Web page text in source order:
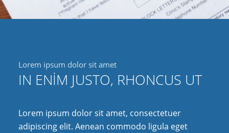
Lorem ipsum dolor sit amet
IN ENIM JUSTO, RHONCUS UT
Lorem ipsum dolor sit amet, consectetuer
adipiscing elit. Aenean commodo ligula eget